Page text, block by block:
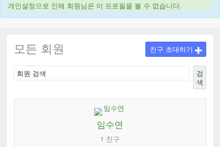
개인설정으로 인해 회원님은 이 프로필을 볼 수 없습니다.
모든 회원
검
색
친구 초대하기
임수연
1 친구